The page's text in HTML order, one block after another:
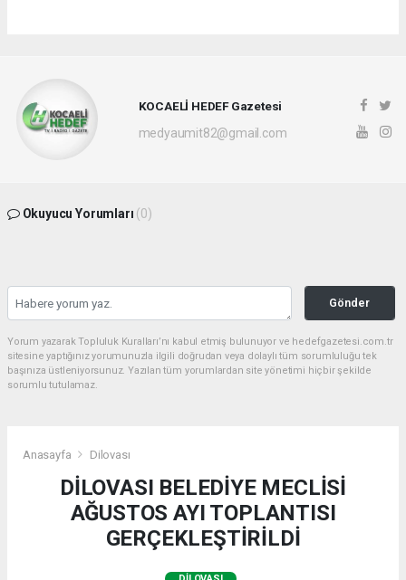
KOCAELİ HEDEF Gazetesi
medyaumit82@gmail.com
Okuyucu Yorumları (0)
Gönder
Yorum yazarak Topluluk Kuralları’nı kabul etmiş bulunuyor ve hedefgazetesi.com.tr
sitesine yaptığınız yorumunuzla ilgili doğrudan veya dolaylı tüm sorumluluğu tek
başınıza üstleniyorsunuz. Yazılan tüm yorumlardan site yönetimi hiçbir şekilde
sorumlu tutulamaz.
Anasayfa Dilovası
DİLOVASI BELEDİYE MECLİSİ
AĞUSTOS AYI TOPLANTISI
GERÇEKLEŞTİRİLDİ